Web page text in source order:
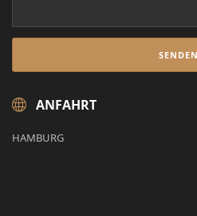
ANFAHRT
HAMBURG